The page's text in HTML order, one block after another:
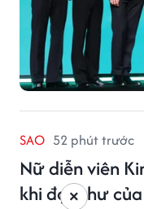
SAO 52 phút trước
Nữ diễn viên
khi đọc thư
×